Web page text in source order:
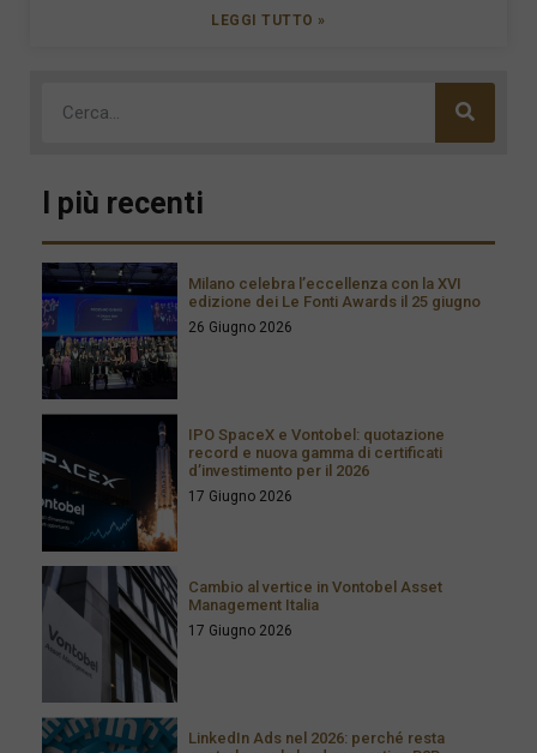
LEGGI TUTTO »
I più recenti
Milano celebra l’eccellenza con la XVI
edizione dei Le Fonti Awards il 25 giugno
26 Giugno 2026
IPO SpaceX e Vontobel: quotazione
record e nuova gamma di certificati
d’investimento per il 2026
17 Giugno 2026
Cambio al vertice in Vontobel Asset
Management Italia
17 Giugno 2026
LinkedIn Ads nel 2026: perché resta